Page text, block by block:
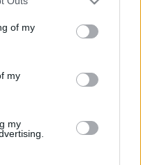
You may click to
its third-party tags to
in below Google
of my
my
my